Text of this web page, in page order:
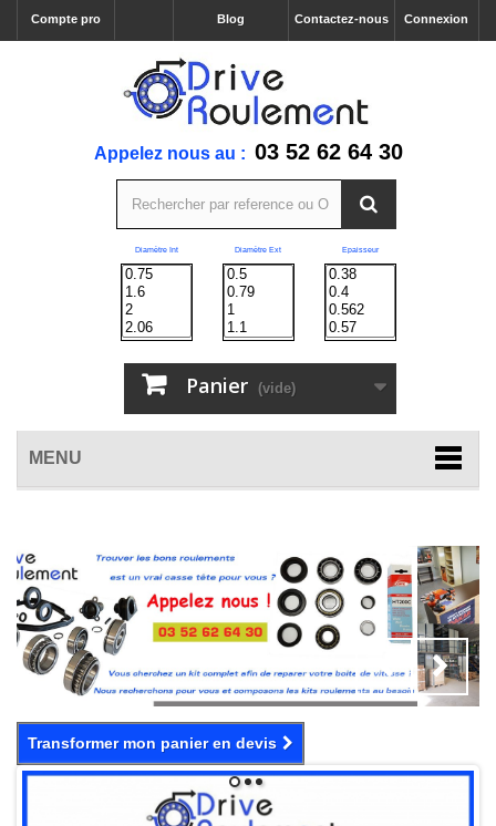
Compte pro Connexion
Contactez-nous
Blog
Appelez nous au : 03 52 62 64 30
Diamètre Int Diamètre Ext Epaisseur
Panier (vide)
MENU
Transformer mon panier en devis
1 3